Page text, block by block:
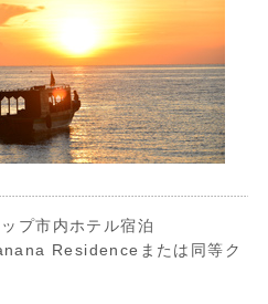
プ市内ホテル宿泊
Residenceまたは同等ク